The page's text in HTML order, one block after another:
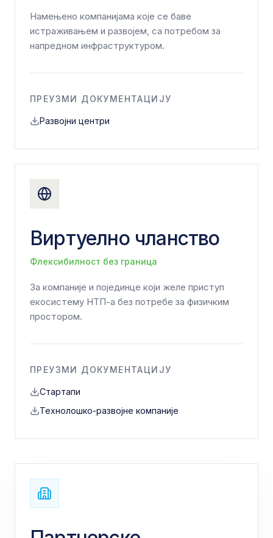
Намењено компанијама које се баве
истраживањем и развојем, са потребом за
напредном инфраструктуром.
ПРЕУЗМИ ДОКУМЕНТАЦИЈУ
Развојни центри
Виртуелно чланство
Флексибилност без граница
За компаније и појединце који желе приступ
екосистему НТП-а без потребе за физичким
простором.
ПРЕУЗМИ ДОКУМЕНТАЦИЈУ
Стартапи
Технолошко-развојне компаније